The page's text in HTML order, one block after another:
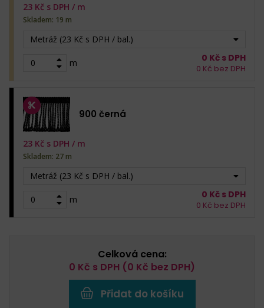
Metráž (23 Kč s DPH / bal.)
m
23 Kč s DPH / m
Skladem: 19 m
0 Kč s DPH
0 Kč bez DPH
900 černá
Metráž (23 Kč s DPH / bal.)
m
23 Kč s DPH / m
Skladem: 27 m
0 Kč s DPH
0 Kč bez DPH
Celková cena:
0 Kč s DPH (0 Kč bez DPH)
Přidat do košíku